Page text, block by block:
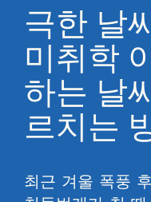
극한 날
미취학
하는 날
르치는
최근 겨울 폭풍